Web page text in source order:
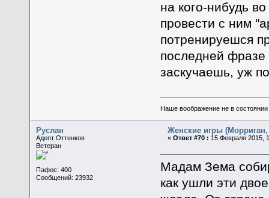
на кого-нибудь
провести с ним
потренируешся
последней
заскучаешь, уж
Наше воображение не в
Руслан
Адепт Оттенков
Ветеран
Пафос: 400
Сообщений: 23932
Женские игры
«Ответ #70 : 15 Февраля 2015,
Мадам Зема
как ушли эти